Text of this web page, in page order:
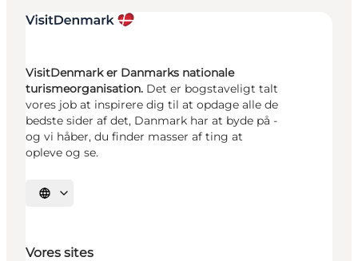
VisitDenmark er Danmarks nationale
turismeorganisation. Det er bogstaveligt talt
vores job at inspirere dig til at opdage alle de
bedste sider af det, Danmark har at byde på -
og vi håber, du finder masser af ting at
opleve og se.
Vælg sprog
Vores sites